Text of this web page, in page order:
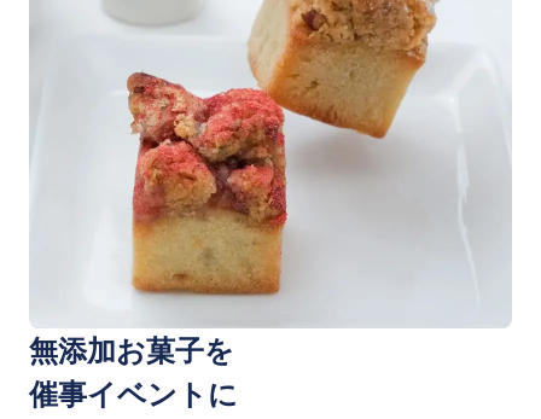
無添加お菓子を
催事イベントに